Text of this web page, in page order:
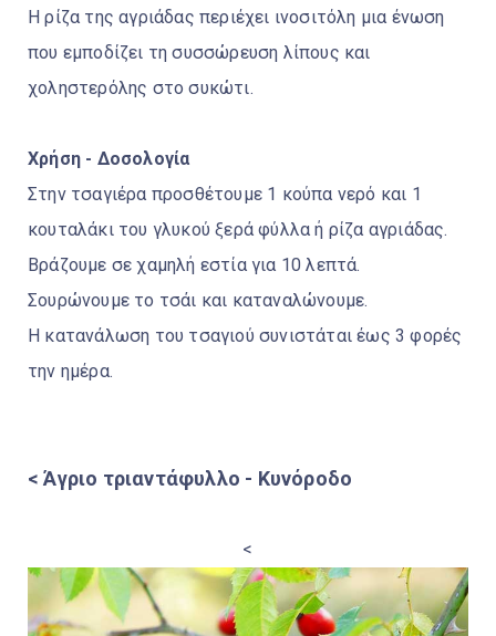
Η ρίζα της αγριάδας περιέχει ινοσιτόλη μια ένωση
που εμποδίζει τη συσσώρευση λίπους και
χοληστερόλης στο συκώτι.
Χρήση - Δοσολογία
Στην τσαγιέρα προσθέτουμε 1 κούπα νερό και 1
κουταλάκι του γλυκού ξερά φύλλα ή ρίζα αγριάδας.
Βράζουμε σε χαμηλή εστία για 10 λεπτά.
Σουρώνουμε το τσάι και καταναλώνουμε.
Η κατανάλωση του τσαγιού συνιστάται έως 3 φορές
την ημέρα.
< Άγριο τριαντάφυλλο - Κυνόροδο
<